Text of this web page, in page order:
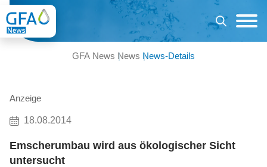
GFA News News News-Details
Anzeige
18.08.2014
Emscherumbau wird aus ökologischer Sicht
untersucht